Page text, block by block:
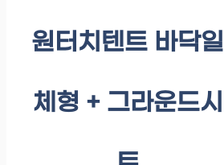
원터치텐트 바닥일
체형 + 그라운드시